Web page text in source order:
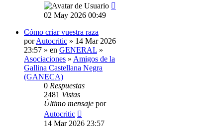
02 May 2026 00:49
Cómo criar vuestra raza
porAutocritic » 14 Mar 2026
23:57 » en GENERAL »
Asociaciones » Amigos de la
Gallina Castellana Negra
(GANECA)
0 Respuestas
2481 Vistas
Último mensaje por
Autocritic
14 Mar 2026 23:57